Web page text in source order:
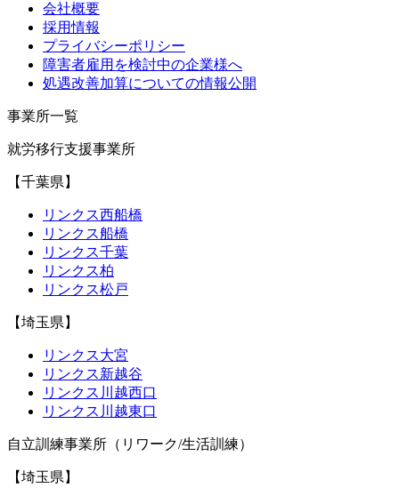
会社概要
採用情報
プライバシーポリシー
障害者雇用を検討中の企業様へ
処遇改善加算についての情報公開
事業所一覧
就労移行支援事業所
【千葉県】
リンクス西船橋
リンクス船橋
リンクス千葉
リンクス柏
リンクス松戸
【埼玉県】
リンクス大宮
リンクス新越谷
リンクス川越西口
リンクス川越東口
自立訓練事業所（リワーク/生活訓練）
【埼玉県】